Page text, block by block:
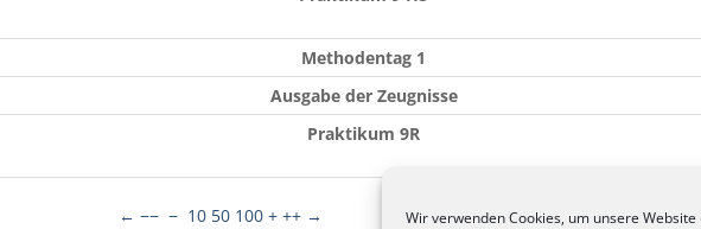
Wir verwenden Cookies, um unsere
Methodentag 1
Ausgabe der Zeugnisse
Praktikum 9R
← −− − 10 50 100 + ++ →